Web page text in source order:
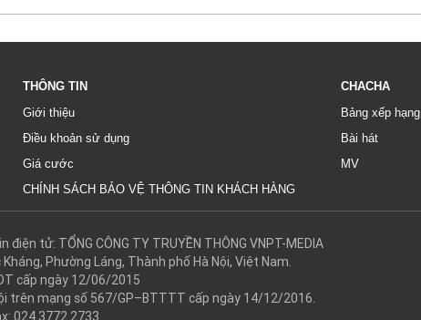
THÔNG TIN
Giới thiệu
Điều khoản sử dụng
Giá cước
CHÍNH SÁCH BẢO VỆ THÔNG TIN KHÁCH HÀNG
CHACHA
Bảng xếp hạng
Bài hát
MV
tử: TỔNG CÔNG TY TRUYỀN THÔNG VNPT-MEDIA
Phường Láng, Thành phố Hà Nội, Việt Nam.
cấp ngày 12/06/2015
trên mạng số 567/GP–BTTTT cấp ngày 14/12/2016.
024.3772.2733